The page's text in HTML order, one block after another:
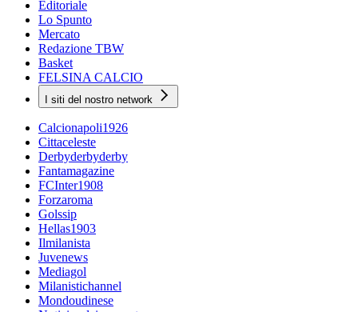
Editoriale
Lo Spunto
Mercato
Redazione TBW
Basket
FELSINA CALCIO
I siti del nostro network
Calcionapoli1926
Cittaceleste
Derbyderbyderby
Fantamagazine
FCInter1908
Forzaroma
Golssip
Hellas1903
Ilmilanista
Juvenews
Mediagol
Milanistichannel
Mondoudinese